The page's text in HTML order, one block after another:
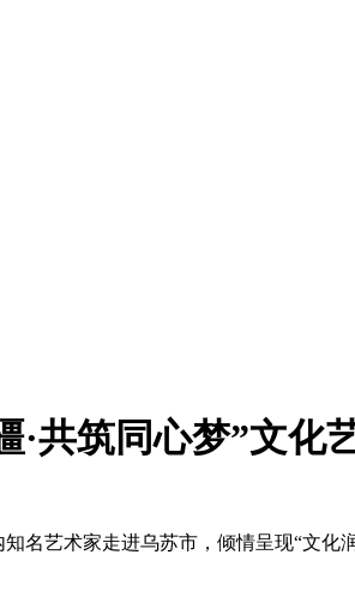
·共筑同心梦”文化
名艺术家走进乌苏市，倾情呈现“文